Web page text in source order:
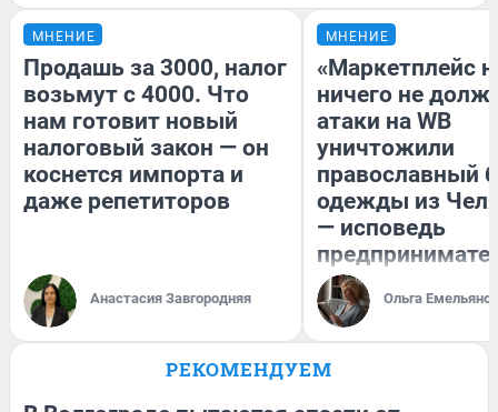
МНЕНИЕ
Продашь за 3000, налог
возьмут с 4000. Что
нам готовит новый
налоговый закон — он
коснется импорта и
даже репетиторов
Анастасия Завгородняя
МНЕНИЕ
«Маркетплейс
ничего не
атаки на WB
уничтожили
православный
одежды из
— исповедь
Ольга
РЕКОМЕНДУЕМ